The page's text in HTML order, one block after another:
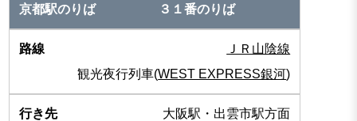
３１番のりば
ＪＲ山陰線
観光夜行列車(WEST EXPRESS銀河)
大阪駅・出雲市駅方面